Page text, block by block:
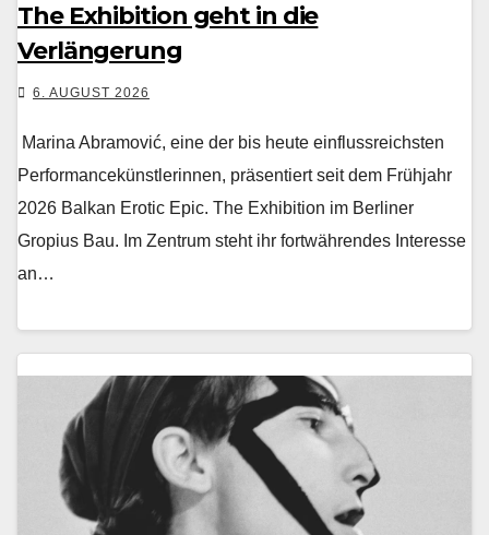
The Exhibition geht in die
Verlängerung
6. AUGUST 2026
Mari­na Abramović, eine der bis heute ein­flussre­ich­sten
Per­for­mancekün­st­lerin­nen, präsen­tiert seit dem Früh­jahr
2026 Balkan Erot­ic Epic. The Exhi­bi­tion im Berlin­er
Gropius Bau. Im Zen­trum ste­ht ihr fortwähren­des Inter­esse
an…